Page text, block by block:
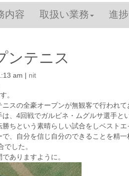
内容 取扱い業務 進捗
ンテニス
am | nit
。
スの全豪オープンが無観客で行われて
、4回戦でガルビネ・ムグルサ選手と
ちという素晴らしい試合をしベストエ
、自分を信じ自分のできることを精
でした。
ありますように。